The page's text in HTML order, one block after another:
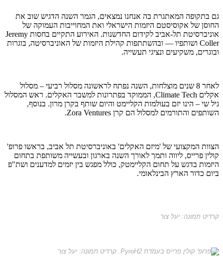
גם בתקופה המאתגרת בה אנחנו נמצאים, הגמר השנה הדגיש שוב את
החוסן של אקוסיסטם היזמות הישראלי ואת המחוייבות העמוקה של
אוניברסיטת תל-אביב לקידום החדשנות. האירוע התקיים בחסות Jeremy
Coller ושותפיו — ובהשתתפות קהילת היזמות של האוניברסיטה, בוגרות
ובוגרים, משקיעים ונציגי תעשייה.
לאחר 8 שנים מוצלחות, השנה נפתח לראשונה מסלול רביעי – מסלול
אקלים Climate Tech, הממוקד בפתרונות למשבר האקלים. ראש המסלול
גיל שי – הינו יזם בעולמות הקליימט והיום שותף בקרן מרון. בנוסף,
השותפים והתורמים למסלול הם קרן Zora Ventures.
הצוות המקצועי של 'מיזם האקלים' באוניברסיטת תל אביב, בראשו פרופ'
קולין פרייס, ליווה ותמך לאורך השנה בארגון ובעשייה משותפת בתחום
היזמות בדגש על תחום הקליימטק, כולל מפגש בין יזמים למדענים ושת"פ
ביום כדור הארץ הבינלאומי.
קרדיט תמונה: יעל צור